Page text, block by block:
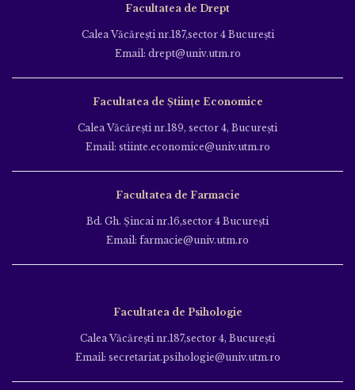
Facultatea de Drept
Calea Văcăreşti nr.187,sector 4 Bucureşti
Email: drept@univ.utm.ro
Facultatea de Științe Economice
Calea Văcăreşti nr.189, sector 4, Bucureşti
Email: stiinte.economice@univ.utm.ro
Facultatea de Farmacie
Bd. Gh. Şincai nr.16,sector 4 Bucureşti
Email: farmacie@univ.utm.ro
Facultatea de Psihologie
Calea Văcăreşti nr.187,sector 4, Bucureşti
Email: secretariat.psihologie@univ.utm.ro